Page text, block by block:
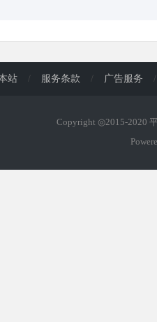
站 / 服务条款 / 广告服务 /
Copyright ◎2015-2020